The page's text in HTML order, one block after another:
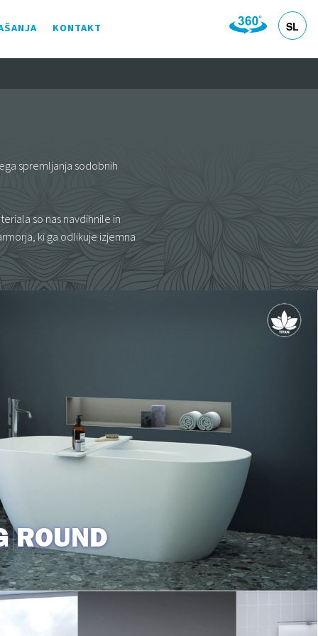
HR
IT
DE
EN
SL
KONTAKT
spremljanja sodobnih
so nas navdihnile in
ki ga odlikuje izjemna
ROUND